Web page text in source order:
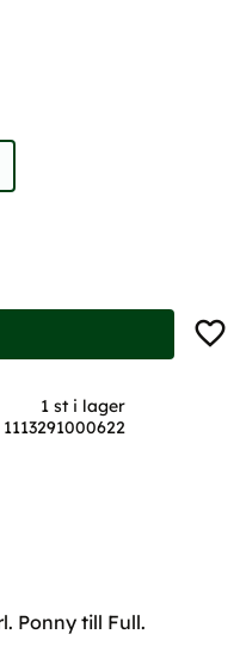
1 st i lager
1113291000622
Ponny till Full.